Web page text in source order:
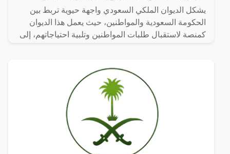
يشكل الديوان الملكي السعودي واجهة حيوية تربط بين
الحكومة السعودية والمواطنين، حيث يعمل هذا الديوان
كمنصة لاستقبال طلبات المواطنين وتلبية احتياجاتهم، إلى